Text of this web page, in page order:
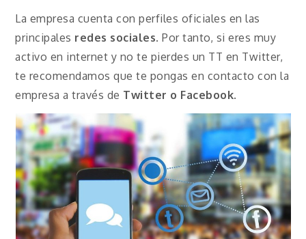
La empresa cuenta con perfiles oficiales en las
principales redes sociales. Por tanto, si eres muy
activo en internet y no te pierdes un TT en Twitter,
te recomendamos que te pongas en contacto con la
empresa a través de Twitter o Facebook.